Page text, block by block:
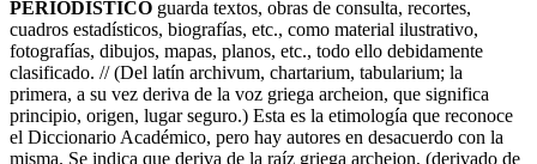
PERIODÍSTICO guarda textos, obras de consulta, recortes,
cuadros estadísticos, biografías, etc., como material ilustrativo,
fotografías, dibujos, mapas, planos, etc., todo ello debidamente
clasificado. // (Del latín archivum, chartarium, tabularium; la
primera, a su vez deriva de la voz griega archeion, que significa
principio, origen, lugar seguro.) Esta es la etimología que reconoce
el Diccionario Académico, pero hay autores en desacuerdo con la
misma. Se indica que deriva de la raíz griega archeion, (derivado de